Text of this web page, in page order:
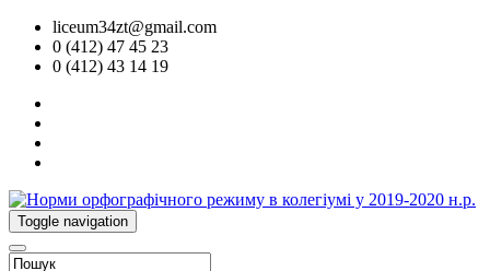
liceum34zt@gmail.com
0 (412) 47 45 23
0 (412) 43 14 19
Toggle navigation